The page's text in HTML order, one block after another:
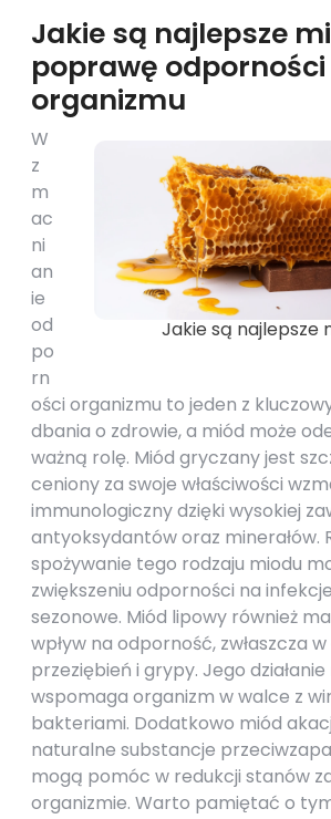
Jakie są najlepsze
poprawę odporności
organizmu
Jakie są najlepsze
W
z
m
ac
ni
an
ie
od
po
rn
ości organizmu to jeden z
dbania o zdrowie, a miód może
ważną rolę. Miód gryczany jest
ceniony za swoje właściwości
immunologiczny dzięki wysokiej
antyoksydantów oraz minerałów.
spożywanie tego rodzaju miodu
zwiększeniu odporności na
sezonowe. Miód lipowy również
wpływ na odporność, zwłaszcza
przeziębień i grypy. Jego
wspomaga organizm w walce z
bakteriami. Dodatkowo miód
naturalne substancje
mogą pomóc w redukcji stanów
organizmie. Warto pamiętać o